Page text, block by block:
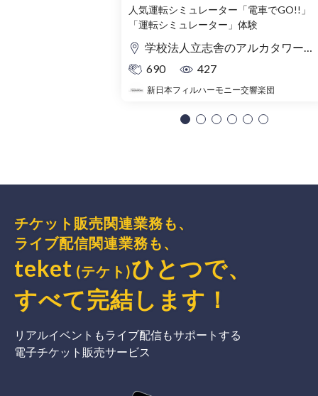
ット購入者限定）
人気運転シミュレーター「電車でGO!!」
「運転シミュレーター」体験
学校法人立志舎のアルカタワーズ校舎
690
427
新日本フィルハーモニー交響楽団
チケット販売関連業務も、
ライブ配信関連業務も、
teket (テケト)ひとつで、
すべて完結 します ！
リアルイベントもライブ配信もサポートする
電子チケット販売サービス